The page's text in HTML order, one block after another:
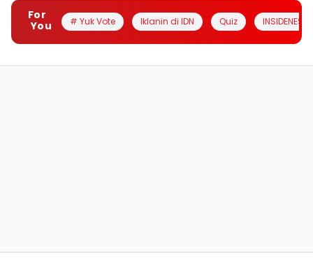
For
You
# Yuk Vote Iklanin di IDN Quiz INSIDENESIA